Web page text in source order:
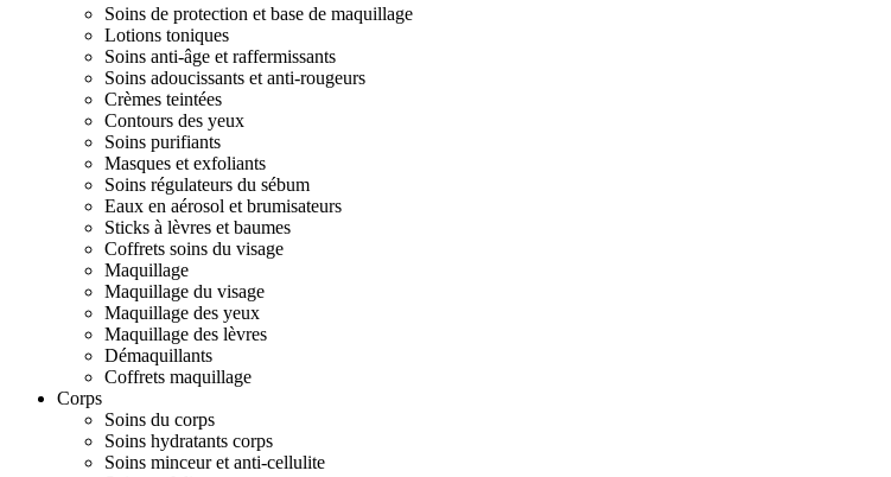
Soins de protection et base de maquillage
Lotions toniques
Soins anti-âge et raffermissants
Soins adoucissants et anti-rougeurs
Crèmes teintées
Contours des yeux
Soins purifiants
Masques et exfoliants
Soins régulateurs du sébum
Eaux en aérosol et brumisateurs
Sticks à lèvres et baumes
Coffrets soins du visage
Maquillage
Maquillage du visage
Maquillage des yeux
Maquillage des lèvres
Démaquillants
Coffrets maquillage
Corps
Soins du corps
Soins hydratants corps
Soins minceur et anti-cellulite